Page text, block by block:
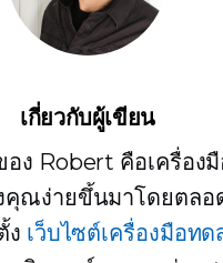
เกี่ยวกับผู้เขียน
ง Robert คือเครื่อง
คุณง่ายขึ้นมาโดยตลอ
ง เว็บไซต์เครื่องมือท